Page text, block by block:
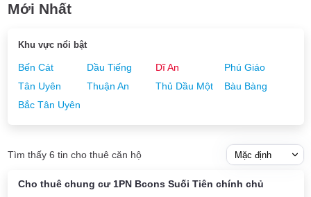
Mới Nhất
Khu vực nổi bật
Bến Cát Dầu Tiếng Dĩ An
Phú Giáo
Tân Uyên
Thuận An Thủ Dầu Một
Bàu Bàng
Bắc Tân Uyên
Tìm thấy 6 tin cho thuê căn hộ
Cho thuê chung cư 1PN Bcons Suối Tiên chính chủ